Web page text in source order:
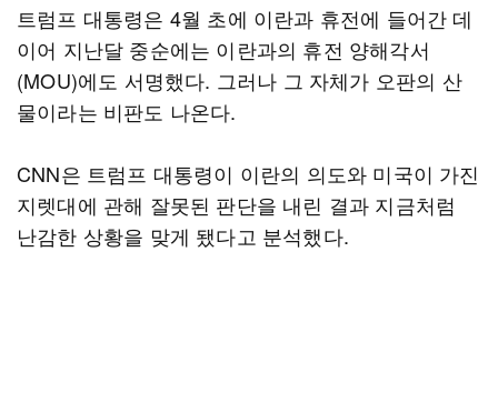
트럼프 대통령은 4월 초에 이란과 휴전에 들어간 데
이어 지난달 중순에는 이란과의 휴전 양해각서
(MOU)에도 서명했다. 그러나 그 자체가 오판의 산
물이라는 비판도 나온다.
CNN은 트럼프 대통령이 이란의 의도와 미국이 가진
지렛대에 관해 잘못된 판단을 내린 결과 지금처럼
난감한 상황을 맞게 됐다고 분석했다.